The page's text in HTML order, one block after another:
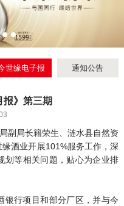
世缘电子报 通知公告
报》第三期
局长籍荣生、涟水县自然资
酒业开展101%服务工作，深
划等相关问题，贴心为企业排
行项目和部分厂区，并与今